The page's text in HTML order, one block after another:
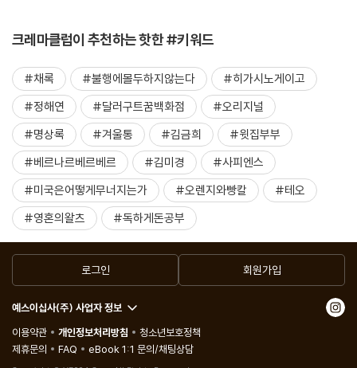
크레마클럽이 추천하는 핫한 #키워드
#채록 #불행에몰두하지않는다
#히가시노게이고
#정해연
#달러구트꿈백화점
#오리지널
#명상록
#겨울통 #김금희
#윗집부부
#베르나르베르베르
#김미경
#사피엔스
#미국은어떻게무너지는가
#오렌지와빵칼
#테오
#영혼의왈츠
#독하게돈공부
로그인 회원가입
예스이십사(주) 사업자 정보
이용약관
개인정보처리방침
청소년보호정책
제휴문의
FAQ eBook 1:1 문의/채팅상담